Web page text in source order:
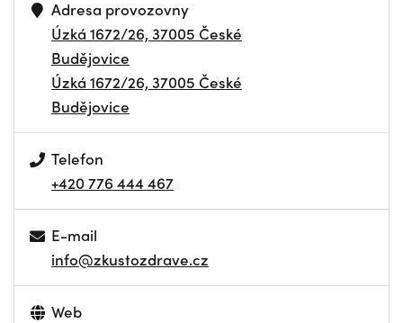
Adresa provozovny
Úzká 1672/26, 37005 České
Budějovice
Úzká 1672/26, 37005 České
Budějovice
Telefon
+420 776 444 467
E-mail
info@zkustozdrave.cz
Web